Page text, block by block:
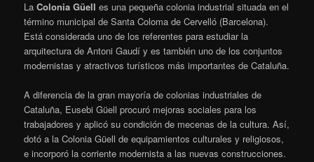
LaColonia Güell es una pequeña colonia industrial situada en el
término municipal de Santa Coloma de Cervelló (Barcelona).
Está considerada uno de los referentes para estudiar la
arquitectura de Antoni Gaudí y es también uno de los conjuntos
modernistas y atractivos turísticos más importantes de Cataluña.
A diferencia de la gran mayoría de colonias industriales de
Cataluña, Eusebi Güell procuró mejoras sociales para los
trabajadores y aplicó su condición de mecenas de la cultura. Así,
dotó a la Colonia Güell de equipamientos culturales y religiosos,
e incorporó la corriente modernista a las nuevas construcciones.